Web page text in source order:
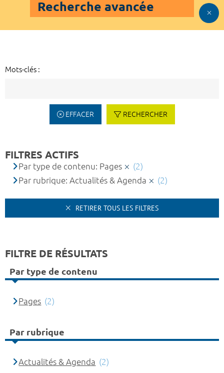
Recherche avancée
Mots-clés :
EFFACER RECHERCHER
FILTRES ACTIFS
Par type de contenu: Pages
(2)
Par rubrique: Actualités & Agenda
(2)
RETIRER TOUS LES FILTRES
FILTRE DE RÉSULTATS
Par type de contenu
Pages (2)
Par rubrique
Actualités & Agenda (2)